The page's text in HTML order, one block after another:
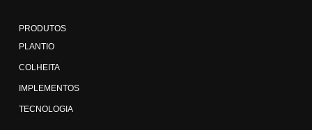
PRODUTOS
PLANTIO
COLHEITA
IMPLEMENTOS
TECNOLOGIA